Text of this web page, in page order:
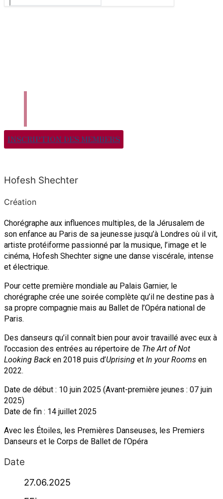
:
INSCRIPTION DES MEMBERS
Hofesh Shechter
Création
Chorégraphe aux influences multiples, de la Jérusalem de
son enfance au Paris de sa jeunesse jusqu’à Londres où il vit,
artiste protéiforme passionné par la musique, l’image et le
cinéma, Hofesh Shechter signe une danse viscérale, intense
et électrique.
Pour cette première mondiale au Palais Garnier, le
chorégraphe crée une soirée complète qu’il ne destine pas à
sa propre compagnie mais au Ballet de l’Opéra national de
Paris.
Des danseurs qu’il connaît bien pour avoir travaillé avec eux à
l’occasion des entrées au répertoire de The Art of Not
Looking Back en 2018 puis d’Uprising et In your Rooms en
2022.
Date de début : 10 juin 2025 (Avant-première jeunes : 07 juin
2025)
Date de fin : 14 juillet 2025
Avec les Étoiles, les Premières Danseuses, les Premiers
Danseurs et le Corps de Ballet de l’Opéra
Date
27.06.2025